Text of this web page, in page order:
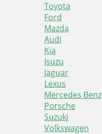
Toyota
Ford
Mazda
Audi
Kia
Isuzu
Jaguar
Lexus
Mercedes Benz
Porsche
Suzuki
Volkswagen